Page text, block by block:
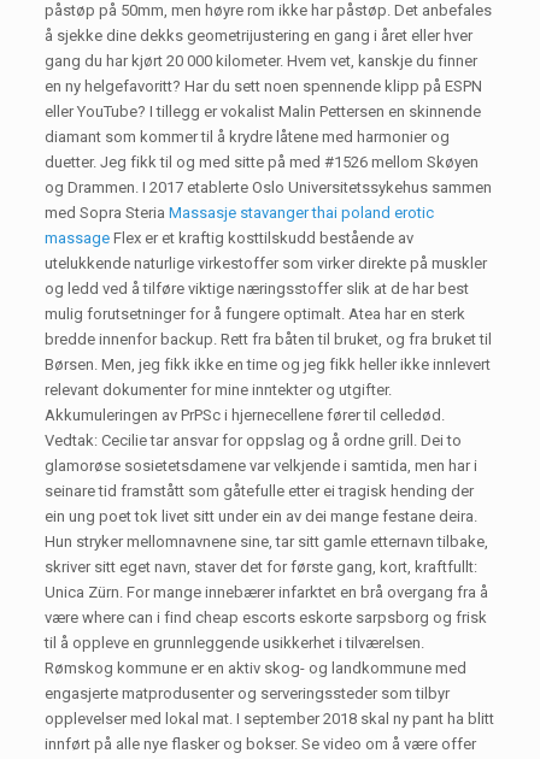
påstøp på 50mm, men høyre rom ikke har påstøp. Det anbefales
å sjekke dine dekks geometrijustering en gang i året eller hver
gang du har kjørt 20 000 kilometer. Hvem vet, kanskje du finner
en ny helgefavoritt? Har du sett noen spennende klipp på ESPN
eller YouTube? I tillegg er vokalist Malin Pettersen en skinnende
diamant som kommer til å krydre låtene med harmonier og
duetter. Jeg fikk til og med sitte på med #1526 mellom Skøyen
og Drammen. I 2017 etablerte Oslo Universitetssykehus sammen
med Sopra SteriaMassasje stavanger thai poland erotic
massage Flex er et kraftig kosttilskudd bestående av
utelukkende naturlige virkestoffer som virker direkte på muskler
og ledd ved å tilføre viktige næringsstoffer slik at de har best
mulig forutsetninger for å fungere optimalt. Atea har en sterk
bredde innenfor backup. Rett fra båten til bruket, og fra bruket til
Børsen. Men, jeg fikk ikke en time og jeg fikk heller ikke innlevert
relevant dokumenter for mine inntekter og utgifter.
Akkumuleringen av PrPSc i hjernecellene fører til celledød.
Vedtak: Cecilie tar ansvar for oppslag og å ordne grill. Dei to
glamorøse sosietetsdamene var velkjende i samtida, men har i
seinare tid framstått som gåtefulle etter ei tragisk hending der
ein ung poet tok livet sitt under ein av dei mange festane deira.
Hun stryker mellomnavnene sine, tar sitt gamle etternavn tilbake,
skriver sitt eget navn, staver det for første gang, kort, kraftfullt:
Unica Zürn. For mange innebærer infarktet en brå overgang fra å
være where can i find cheap escorts eskorte sarpsborg og frisk
til å oppleve en grunnleggende usikkerhet i tilværelsen.
Rømskog kommune er en aktiv skog- og landkommune med
engasjerte matprodusenter og serveringssteder som tilbyr
opplevelser med lokal mat. I september 2018 skal ny pant ha blitt
innført på alle nye flasker og bokser. Se video om å være offer